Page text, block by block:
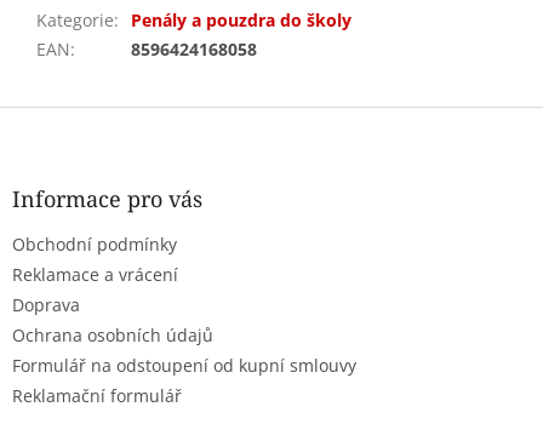
Kategorie:
Penály a pouzdra do školy
EAN: 8596424168058
Z
Informace pro vás
Obchodní podmínky
Reklamace a vrácení
Doprava
Ochrana osobních údajů
Formulář na odstoupení od kupní smlouvy
Reklamační formulář